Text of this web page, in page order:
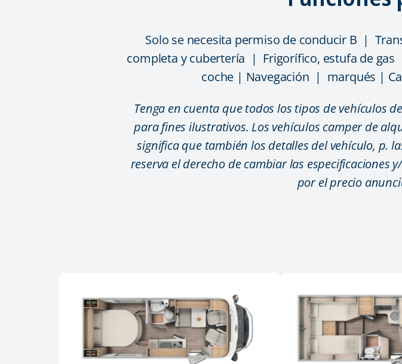
Solo se necesita permiso de conducir B |
completa y cubertería | Frigorífico, estufa de
coche | Navegación | marqués |
Tenga en cuenta que todos los tipos de vehículos
para fines ilustrativos. Los vehículos camper de
significa que también los detalles del vehículo, p.
reserva el derecho de cambiar las
por el precio